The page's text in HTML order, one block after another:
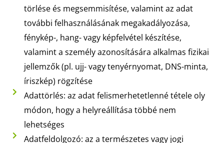
törlése és megsemmisítése, valamint az adat
további felhasználásának megakadályozása,
fénykép-, hang- vagy képfelvétel készítése,
valamint a személy azonosítására alkalmas fizikai
jellemzők (pl. ujj- vagy tenyérnyomat, DNS-minta,
íriszkép) rögzítése
Adattörlés: az adat felismerhetetlenné tétele oly
módon, hogy a helyreállítása többé nem
lehetséges
Adatfeldolgozó: az a természetes vagy jogi